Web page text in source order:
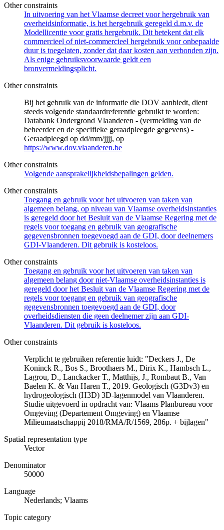
Other constraints
In uitvoering van het Vlaamse decreet voor hergebruik van
overheidsinformatie, is het hergebruik geregeld d.m.v. de
Modellicentie voor gratis hergebruik. Dit betekent dat elk
commercieel of niet-commercieel hergebruik voor onbepaalde
duur is toegelaten, zonder dat daar kosten aan verbonden zijn.
Als enige gebruiksvoorwaarde geldt een
bronvermeldingsplicht.
Other constraints
Bij het gebruik van de informatie die DOV aanbiedt, dient
steeds volgende standaardreferentie gebruikt te worden:
Databank Ondergrond Vlaanderen - (vermelding van de
beheerder en de specifieke geraadpleegde gegevens) -
Geraadpleegd op dd/mm/jjjj, op
https://www.dov.vlaanderen.be
Other constraints
Volgende aansprakelijkheidsbepalingen gelden.
Other constraints
Toegang en gebruik voor het uitvoeren van taken van
algemeen belang, op niveau van Vlaamse overheidsinstanties
is geregeld door het Besluit van de Vlaamse Regering met de
regels voor toegang en gebruik van geografische
gegevensbronnen toegevoegd aan de GDI, door deelnemers
GDI-Vlaanderen. Dit gebruik is kosteloos.
Other constraints
Toegang en gebruik voor het uitvoeren van taken van
algemeen belang door niet-Vlaamse overheidsinstanties is
geregeld door het Besluit van de Vlaamse Regering met de
regels voor toegang en gebruik van geografische
gegevensbronnen toegevoegd aan de GDI, door
overheidsdiensten die geen deelnemer zijn aan GDI-
Vlaanderen. Dit gebruik is kosteloos.
Other constraints
Verplicht te gebruiken referentie luidt: "Deckers J., De
Koninck R., Bos S., Broothaers M., Dirix K., Hambsch L.,
Lagrou, D., Lanckacker T., Matthijs, J., Rombaut B., Van
Baelen K. & Van Haren T., 2019. Geologisch (G3Dv3) en
hydrogeologisch (H3D) 3D-lagenmodel van Vlaanderen.
Studie uitgevoerd in opdracht van: Vlaams Planbureau voor
Omgeving (Departement Omgeving) en Vlaamse
Milieumaatschappij 2018/RMA/R/1569, 286p. + bijlagen"
Spatial representation type
Vector
Denominator
50000
Language
Nederlands; Vlaams
Topic category